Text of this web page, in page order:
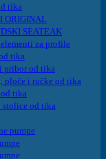
tika
ORIGINAL
SEATEAK
za profile
tika
pribor od tika
ploče i ručke od tika
tika
od tika
pumpe